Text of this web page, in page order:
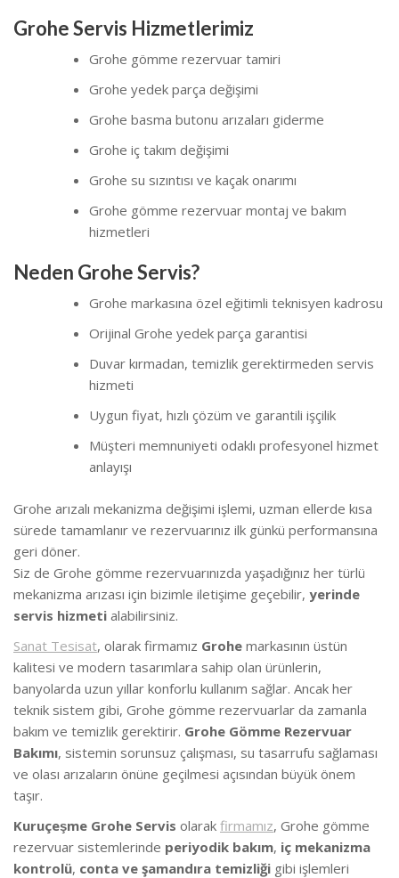
Grohe Servis Hizmetlerimiz
Grohe gömme rezervuar tamiri
Grohe yedek parça değişimi
Grohe basma butonu arızaları giderme
Grohe iç takım değişimi
Grohe su sızıntısı ve kaçak onarımı
Grohe gömme rezervuar montaj ve bakım
hizmetleri
Neden Grohe Servis?
Grohe markasına özel eğitimli teknisyen kadrosu
Orijinal Grohe yedek parça garantisi
Duvar kırmadan, temizlik gerektirmeden servis
hizmeti
Uygun fiyat, hızlı çözüm ve garantili işçilik
Müşteri memnuniyeti odaklı profesyonel hizmet
anlayışı
Grohe arızalı mekanizma değişimi işlemi, uzman ellerde kısa
sürede tamamlanır ve rezervuarınız ilk günkü performansına
geri döner.
Siz de Grohe gömme rezervuarınızda yaşadığınız her türlü
mekanizma arızası için bizimle iletişime geçebilir, yerinde
servis hizmeti alabilirsiniz.
Sanat Tesisat, olarak firmamız Grohe markasının üstün
kalitesi ve modern tasarımlara sahip olan ürünlerin,
banyolarda uzun yıllar konforlu kullanım sağlar. Ancak her
teknik sistem gibi, Grohe gömme rezervuarlar da zamanla
bakım ve temizlik gerektirir. Grohe Gömme Rezervuar
Bakımı, sistemin sorunsuz çalışması, su tasarrufu sağlaması
ve olası arızaların önüne geçilmesi açısından büyük önem
taşır.
Kuruçeşme Grohe Servis olarak firmamız, Grohe gömme
rezervuar sistemlerinde periyodik bakım, iç mekanizma
kontrolü, conta ve şamandıra temizliği gibi işlemleri